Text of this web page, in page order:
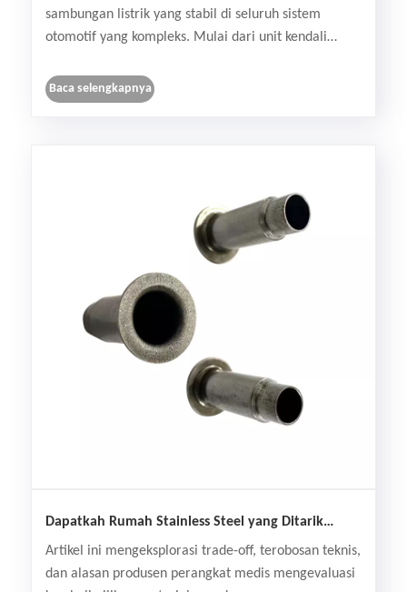
sambungan listrik yang stabil di seluruh sistem
otomotif yang kompleks. Mulai dari unit kendali
keselamatan, komponen-komponen kecil namun
penting ini menentukan apak......
Baca selengkapnya
Dapatkah Rumah Stainless Steel yang Ditarik
Medis?
Artikel ini mengeksplorasi trade-off, terobosan teknis,
dan alasan produsen perangkat medis mengevaluasi